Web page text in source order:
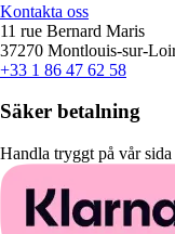
Kontakta oss
11 rue Bernard Maris
37270 Montlouis-sur-
+33 1 86 47 62 58
Säker betalning
Handla tryggt på vår sida